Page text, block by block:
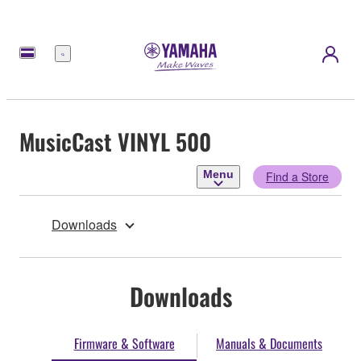
Menu
MusicCast VINYL 500
Menu Find a Store
Downloads
Downloads
Firmware & Software Manuals & Documents